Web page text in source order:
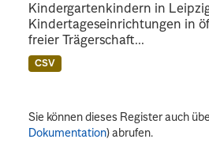
Kindergartenkindern in
Kindertageseinrichtungen in
freier Trägerschaft...
CSV
Sie können dieses Register auch
Dokumentation) abrufen.